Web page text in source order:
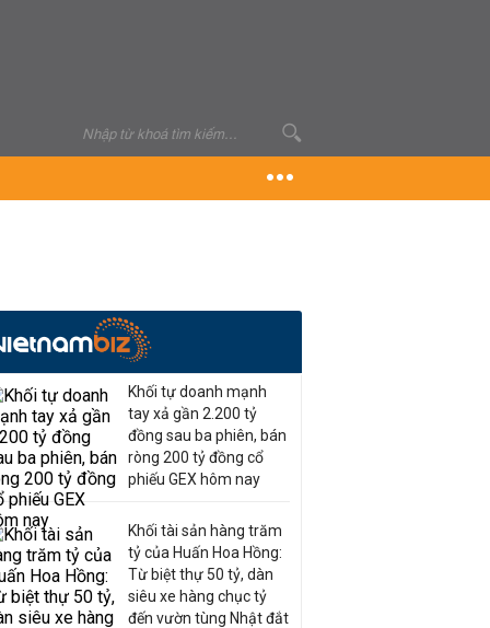
Khối tự doanh mạnh
tay xả gần 2.200 tỷ
đồng sau ba phiên, bán
ròng 200 tỷ đồng cổ
phiếu GEX hôm nay
Khối tài sản hàng trăm
tỷ của Huấn Hoa Hồng:
Từ biệt thự 50 tỷ, dàn
siêu xe hàng chục tỷ
đến vườn tùng Nhật đắt